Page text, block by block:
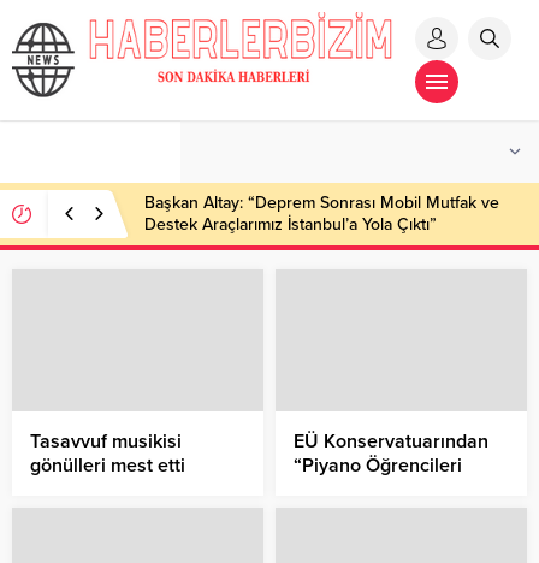
Başkan Altay: “Deprem Sonrası Mobil Mutfak ve
Destek Araçlarımız İstanbul’a Yola Çıktı”
Tasavvuf musikisi
gönülleri mest etti
EÜ Konservatuarından
“Piyano Öğrencileri